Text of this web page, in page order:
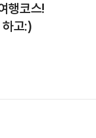
행코스!
고:)